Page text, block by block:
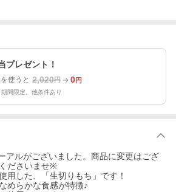
プレゼント！
使うと 2,020円 0円
間限定。他条件あり
アルがございました。商品に変更はござ
ださいませ※
用した、「生切りもち」です！
めらかな食感が特徴♪